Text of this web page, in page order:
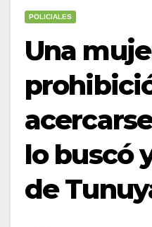
POLICIALES
Una
lo buscó
de